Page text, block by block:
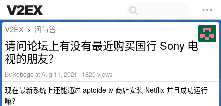
V2EX › 问与答
请问论坛上有没有最近购买国行 Sony 电
视的朋友？
Bykebogeat Aug 11, 2021 · 1820 views
现在最新系统上还能通过 aptoide tv 商店安装 Netflix 并且成功运行
嘛？